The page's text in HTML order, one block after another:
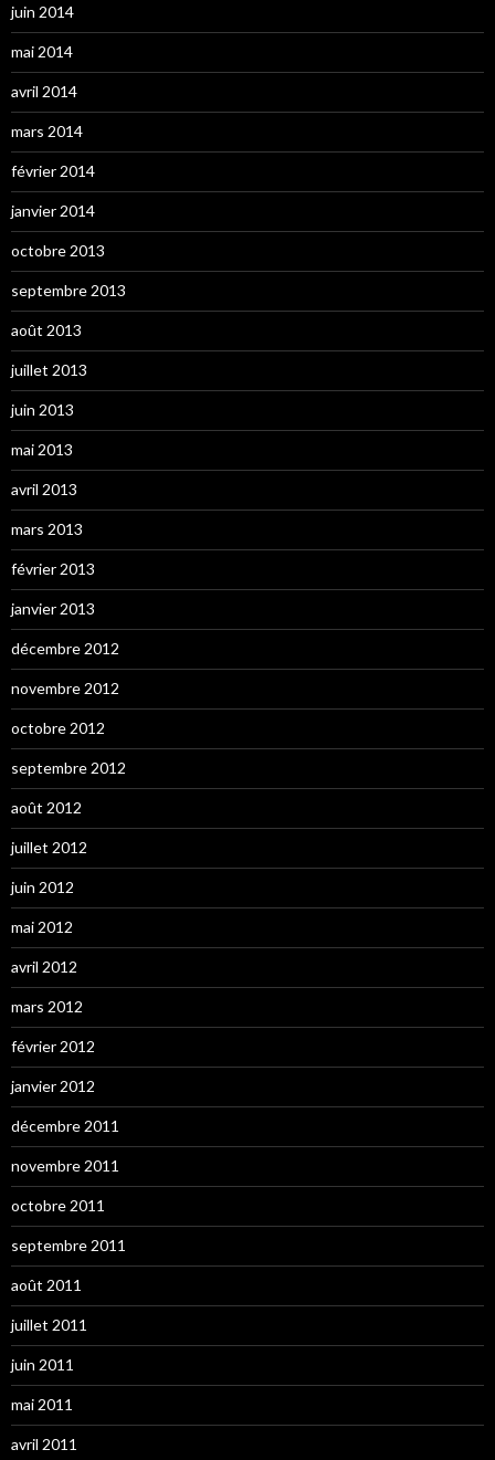
juin 2014
mai 2014
avril 2014
mars 2014
février 2014
janvier 2014
octobre 2013
septembre 2013
août 2013
juillet 2013
juin 2013
mai 2013
avril 2013
mars 2013
février 2013
janvier 2013
décembre 2012
novembre 2012
octobre 2012
septembre 2012
août 2012
juillet 2012
juin 2012
mai 2012
avril 2012
mars 2012
février 2012
janvier 2012
décembre 2011
novembre 2011
octobre 2011
septembre 2011
août 2011
juillet 2011
juin 2011
mai 2011
avril 2011